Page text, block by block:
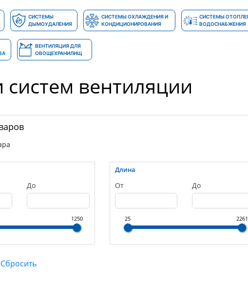
СИСТЕМЫ
ДЫМОУДАЛЕНИЯ
СИСТЕМЫ ОХЛАЖДЕНИЯ И
КОНДИЦИОНИРОВАНИЯ
СИСТЕМЫ
ВОДОСНАБЖЕНИЯ
ВЕНТИЛЯЦИЯ ДЛЯ
ОВОЩЕХРАНИЛИЩ
систем вентиляции
До
1250
Длина
От До
25 2261